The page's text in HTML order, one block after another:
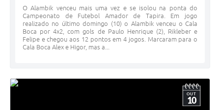
O Alambik venceu mais uma vez e se isolou na ponta do
Campeonato de Futebol Amador de Tapira. Em jogo
realizado no último domingo (10) o Alambik venceu o Cala
Boca por 4x2, com gols de Paulo Henrique (2), Rikleber e
Felipe e chegou aos 12 pontos em 4 jogos. Marcaram para o
Cala Boca Alex e Higor, mas a...
OUT
10